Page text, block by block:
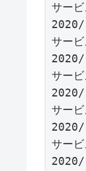
サ
サ
サ
サ
サ